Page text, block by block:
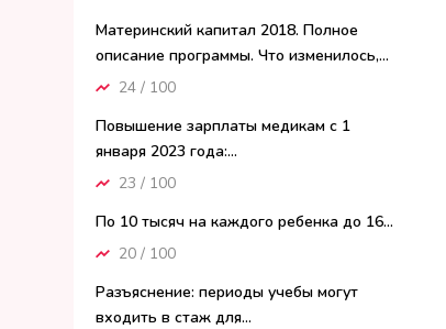
Материнский капитал 2018. Полное
описание программы. Что изменилось,...
24 / 100
Повышение зарплаты медикам с 1
января 2023 года:...
23 / 100
По 10 тысяч на каждого ребенка до 16...
20 / 100
Разъяснение: периоды учебы могут
входить в стаж для...